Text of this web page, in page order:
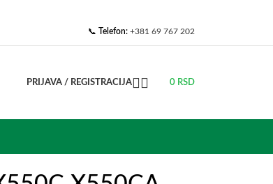
📞 Telefon: +381 69 767 202
PRIJAVA / REGISTRACIJA 0 RSD